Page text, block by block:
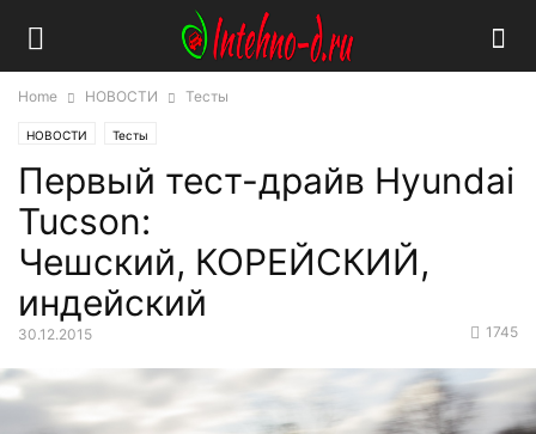
Home НОВОСТИ Тесты
НОВОСТИ Тесты
Первый тест-драйв Hyundai
Tucson:
Чешский, КОРЕЙСКИЙ,
индейский
30.12.2015 1745